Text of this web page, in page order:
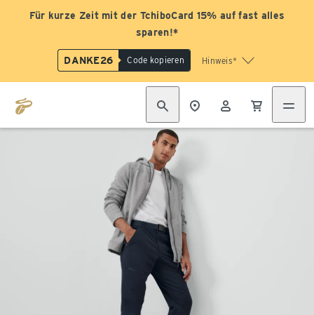
Für kurze Zeit mit der TchiboCard 15% auf fast alles
sparen!*
DANKE26 Code kopieren Hinweis*